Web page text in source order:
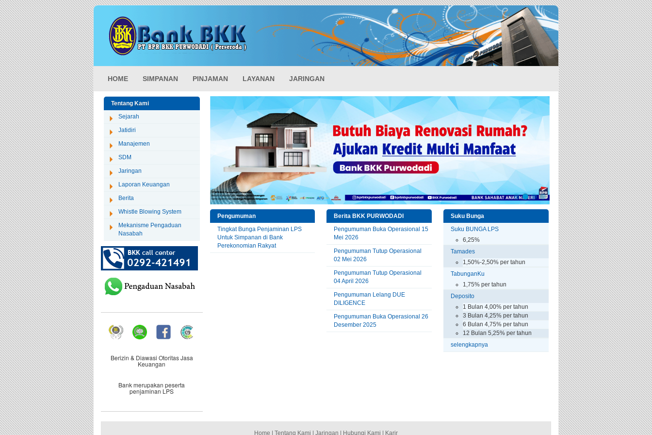
HOME SIMPANAN PINJAMAN LAYANAN JARINGAN
Tentang Kami
Sejarah
Jatidiri
Manajemen
SDM
Jaringan
Laporan Keuangan
Berita
Whistle Blowing System
Mekanisme Pengaduan
Nasabah
Berizin & Diawasi Otoritas Jasa
Keuangan
Bank merupakan peserta
penjaminan LPS
Pengumuman
Tingkat Bunga Penjaminan LPS
Untuk Simpanan di Bank
Perekonomian Rakyat
Berita BKK PURWODADI
Pengumuman Buka Operasional 15
Mei 2026
Pengumuman Tutup Operasional
02 Mei 2026
Pengumuman Tutup Operasional
04 April 2026
Pengumuman Lelang DUE
DILIGENCE
Pengumuman Buka Operasional 26
Desember 2025
Suku Bunga
Suku BUNGA LPS
6,25%
Tamades
1,50%-2,50% per tahun
TabunganKu
1,75% per tahun
Deposito
1 Bulan 4,00% per tahun
3 Bulan 4,25% per tahun
6 Bulan 4,75% per tahun
12 Bulan 5,25% per tahun
selengkapnya
Home Tentang Kami Jaringan Hubungi Kami Karir